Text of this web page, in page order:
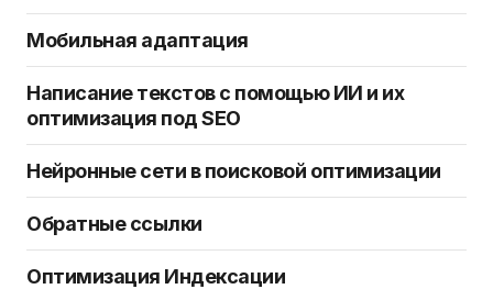
Мобильная адаптация
Написание текстов с помощью ИИ и их
оптимизация под SEO
Нейронные сети в поисковой оптимизации
Обратные ссылки
Оптимизация Индексации